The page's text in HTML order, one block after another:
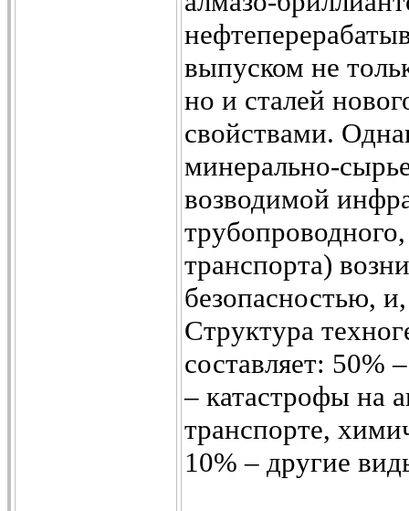
выпуском не
но и сталей
свойствами.
минерально-
возводимой
транспорта)
безопасностью,
Структура
составляет:
– катастрофы на
транспорте,
10% – другие